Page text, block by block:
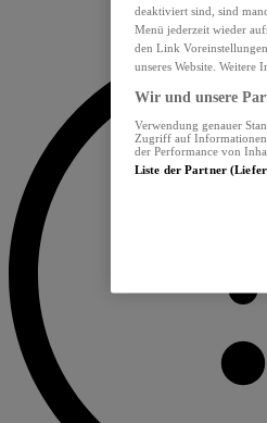
deaktiviert sind, sind
Menü jederzeit wieder
den Link
unseres Website.
Wir und unsere
Verwendung genauer
Zugriff auf Informationen
der Performance von
Liste der Partner